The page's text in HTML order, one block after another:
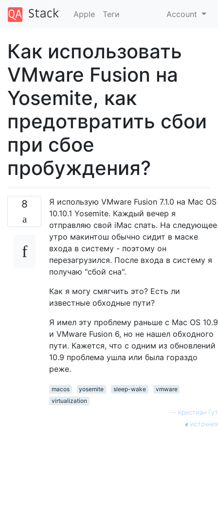
Apple Теги Account
Как использовать
VMware Fusion на
Yosemite, как
предотвратить сбои
при сбое
пробуждения?
8
Я использую VMware Fusion 7.1.0 на Mac OS
10.10.1 Yosemite. Каждый вечер я
отправляю свой iMac спать. На следующее
утро макинтош обычно сидит в маске
входа в систему - поэтому он
перезагрузился. После входа в систему я
получаю "сбой сна".
Как я могу смягчить это? Есть ли
известные обходные пути?
Я имел эту проблему раньше с Mac OS 10.9
и VMware Fusion 6, но не нашел обходного
пути. Кажется, что с одним из обновлений
10.9 проблема ушла или была гораздо
реже.
macos yosemite sleep-wake
vmware
virtualization
— Кристиан Гут
источник